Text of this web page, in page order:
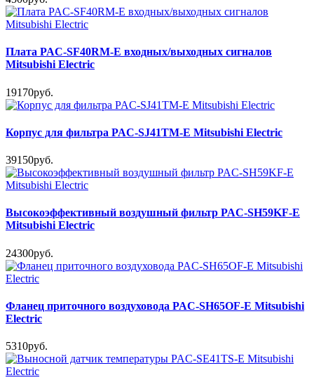
Плата PAC-SF40RM-E входных/выходных сигналов
Mitsubishi Electric
19170руб.
Корпус для фильтра PAC-SJ41TM-E Mitsubishi Electric
39150руб.
Высокоэффективный воздушный фильтр PAC-SH59KF-E
Mitsubishi Electric
24300руб.
Фланец приточного воздуховода PAC-SH65OF-E Mitsubishi
Electric
5310руб.